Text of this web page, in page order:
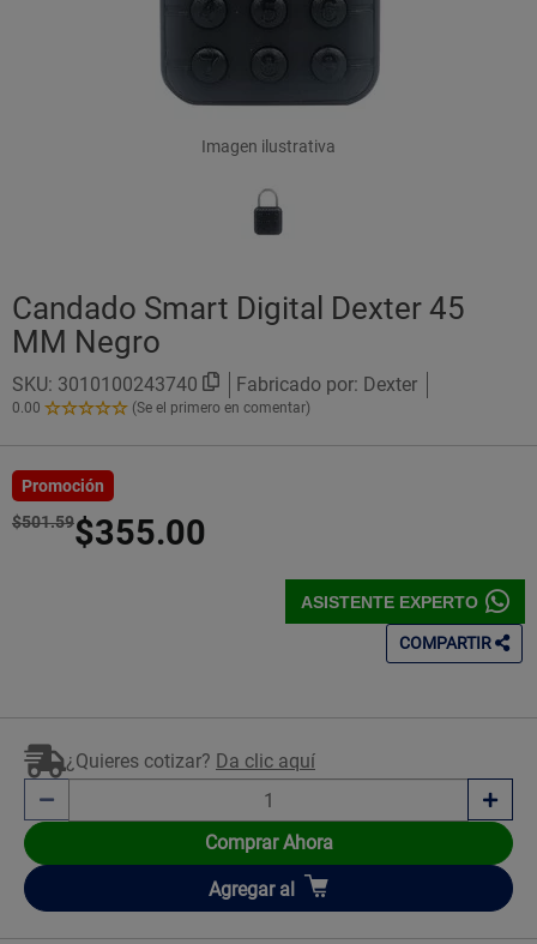
Imagen ilustrativa
Candado Smart Digital Dexter 45
MM Negro
SKU: 3010100243740 Fabricado por: Dexter
0.00
0.00
Estrellas!
(Se el primero en comentar)
Promoción
$501.59$355.00
ASISTENTE EXPERTO
COMPARTIR
¿Quieres cotizar? Da clic aquí
Comprar Ahora
Añadir
Agregar al